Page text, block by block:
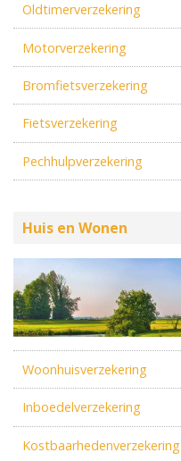
Oldtimerverzekering
Motorverzekering
Bromfietsverzekering
Fietsverzekering
Pechhulpverzekering
Huis en Wonen
Woonhuisverzekering
Inboedelverzekering
Kostbaarhedenverzekering